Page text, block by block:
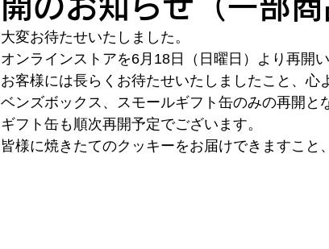
開のお知らせ（一部商
大変お待たせいたしました。
オンラインストアを6月18日（日曜日）より再開い
お客様には長らくお待たせいたしましたこと、心
ベンズボックス、スモールギフト缶のみの再開
ギフト缶も順次再開予定でございます。
皆様に焼きたてのクッキーをお届けできますこと